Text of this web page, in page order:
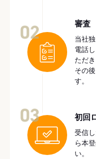
審査
当社
電話
ただき
その
す。
初回
受信
ら本
い。